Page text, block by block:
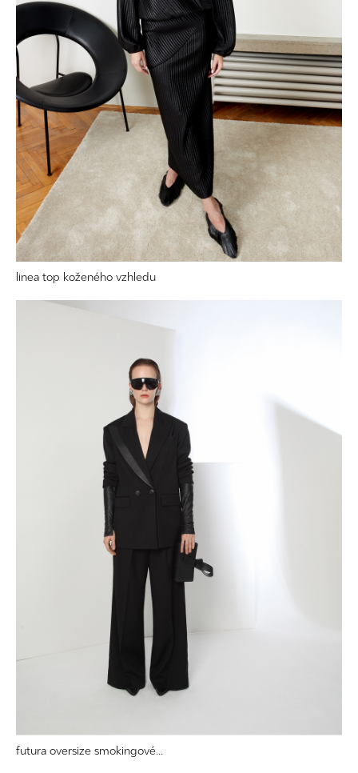
linea top koženého vzhledu
futura oversize smokingové...